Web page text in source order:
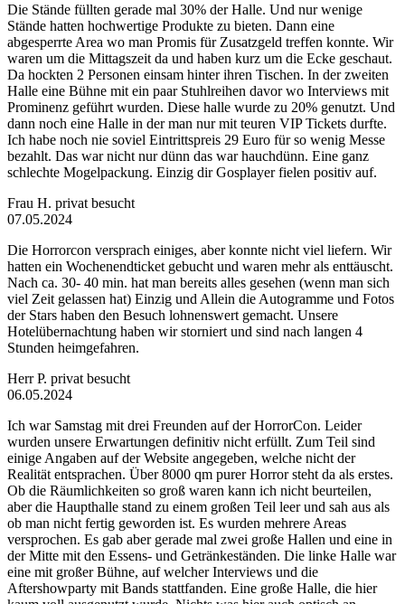
Die Stände füllten gerade mal 30% der Halle. Und nur wenige
Stände hatten hochwertige Produkte zu bieten. Dann eine
abgesperrte Area wo man Promis für Zusatzgeld treffen konnte. Wir
waren um die Mittagszeit da und haben kurz um die Ecke geschaut.
Da hockten 2 Personen einsam hinter ihren Tischen. In der zweiten
Halle eine Bühne mit ein paar Stuhlreihen davor wo Interviews mit
Prominenz geführt wurden. Diese halle wurde zu 20% genutzt. Und
dann noch eine Halle in der man nur mit teuren VIP Tickets durfte.
Ich habe noch nie soviel Eintrittspreis 29 Euro für so wenig Messe
bezahlt. Das war nicht nur dünn das war hauchdünn. Eine ganz
schlechte Mogelpackung. Einzig dir Gosplayer fielen positiv auf.
Frau H. privat besucht
07.05.2024
Die Horrorcon versprach einiges, aber konnte nicht viel liefern. Wir
hatten ein Wochenendticket gebucht und waren mehr als enttäuscht.
Nach ca. 30- 40 min. hat man bereits alles gesehen (wenn man sich
viel Zeit gelassen hat) Einzig und Allein die Autogramme und Fotos
der Stars haben den Besuch lohnenswert gemacht. Unsere
Hotelübernachtung haben wir storniert und sind nach langen 4
Stunden heimgefahren.
Herr P. privat besucht
06.05.2024
Ich war Samstag mit drei Freunden auf der HorrorCon. Leider
wurden unsere Erwartungen definitiv nicht erfüllt. Zum Teil sind
einige Angaben auf der Website angegeben, welche nicht der
Realität entsprachen. Über 8000 qm purer Horror steht da als erstes.
Ob die Räumlichkeiten so groß waren kann ich nicht beurteilen,
aber die Haupthalle stand zu einem großen Teil leer und sah aus als
ob man nicht fertig geworden ist. Es wurden mehrere Areas
versprochen. Es gab aber gerade mal zwei große Hallen und eine in
der Mitte mit den Essens- und Getränkeständen. Die linke Halle war
eine mit großer Bühne, auf welcher Interviews und die
Aftershowparty mit Bands stattfanden. Eine große Halle, die hier